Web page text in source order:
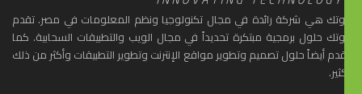
هي شركة رائدة في مجال تكنولوجيا ونظم المعلومات في مصر. تقدم
حلول برمجية مبتكرة تحديداً في مجال الويب والتطبيقات السحابية. كما
أيضاً حلول تصميم وتطوير مواقع الإنترنت وتطوير التطبيقات وأكثر من ذلك